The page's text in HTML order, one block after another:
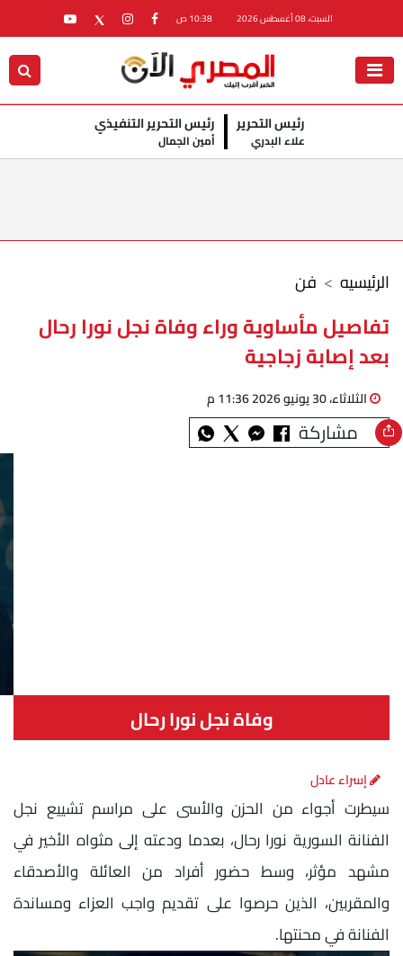
السبت، 08 أغسطس 2026
رئيس التحرير
علاء البدري
رئيس التحرير التنفيذي
أمين الجمال
فن الرئيسيه
تفاصيل مأساوية وراء وفاة نجل نورا رحال
بعد إصابة زجاجية
الثلاثاء، 30 يونيو 2026 11:36 م
مشاركة
وفاة نجل نورا رحال
إسراء عادل
سيطرت أجواء من الحزن والأسى على مراسم تشييع نجل
الفنانة السورية نورا رحال، بعدما ودعته إلى مثواه الأخير في
مشهد مؤثر، وسط حضور أفراد من العائلة والأصدقاء
والمقربين، الذين حرصوا على تقديم واجب العزاء ومساندة
الفنانة في محنتها.